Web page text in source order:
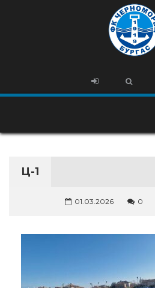
Ц-1
01.03.2026 0